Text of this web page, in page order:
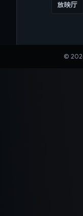
放映厅
©